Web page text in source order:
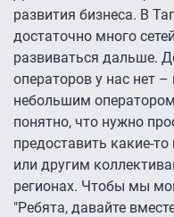
развития бизнеса. В
достаточно много
развиваться дальше.
операторов у нас нет
небольшим
понятно, что нужно
предоставить какие-
или другим
регионах. Чтобы мы
"Ребята, давайте